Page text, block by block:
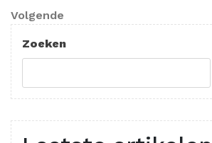
Volgend
bericht
Volgende
Zoeken